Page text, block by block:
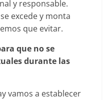
y responsable.
excede y monta
que evitar.
que no se
durante las
vamos a establecer